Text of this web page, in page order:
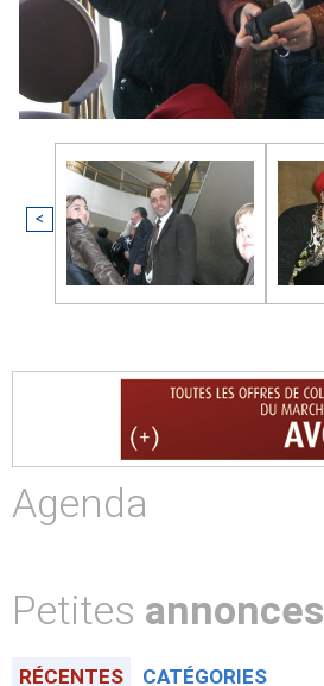
<
Agenda
Petites annonces
RÉCENTES CATÉGORIES